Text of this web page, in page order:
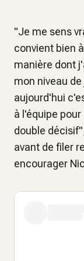
"Je me sens
convient bien
manière dont
mon niveau
aujourd'hui
à l'équipe
double
avant de filer
encourager